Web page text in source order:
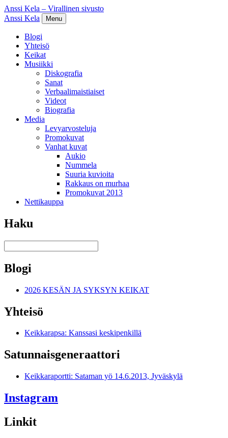
Anssi Kela – Virallinen sivusto
Anssi Kela
Menu
Blogi
Yhteisö
Keikat
Musiikki
Diskografia
Sanat
Verbaalimaistiaiset
Videot
Biografia
Media
Levyarvosteluja
Promokuvat
Vanhat kuvat
Aukio
Nummela
Suuria kuvioita
Rakkaus on murhaa
Promokuvat 2013
Nettikauppa
Haku
Blogi
2026 KESÄN JA SYKSYN KEIKAT
Yhteisö
Keikkarapsa: Kanssasi keskipenkillä
Satunnais­generaattori
Keikkaraportti: Sataman yö 14.6.2013, Jyväskylä
Instagram
Linkit